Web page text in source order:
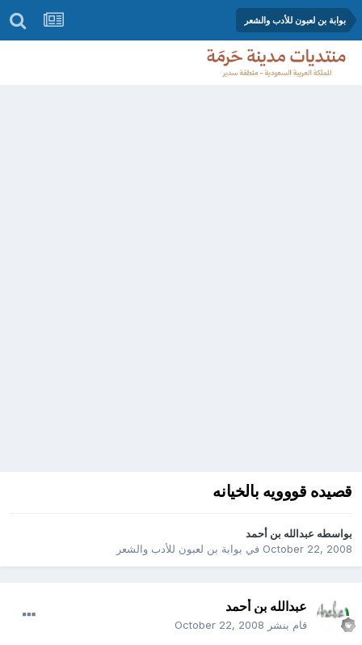
بوابة بن لعبون للأدب والشعر
قصيده قووويه بالخيانه
بواسطه عبدالله بن أحمد
October 22, 2008في بوابة بن لعبون للأدب والشعر
عبدالله بن أحمد
قام بنشر October 22, 2008